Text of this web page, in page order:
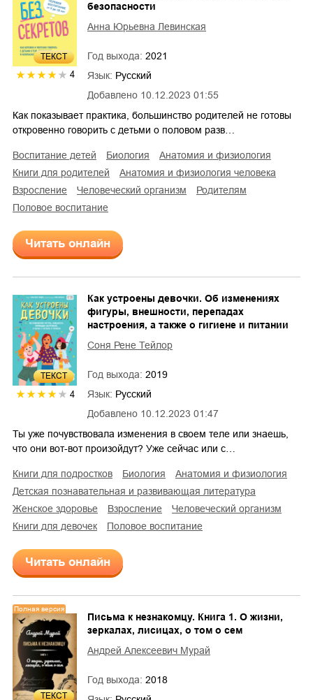
ТЕКСТ
4
Добавлено 10.12.2023 01:55
безопасности
Анна Юрьевна Левинская
Год выхода: 2021
Язык: Русский
Как показывает практика, большинство родителей не готовы
откровенно говорить с детьми о половом разв…
воспитание детей биология
анатомия и физиология
книги для родителей
анатомия и физиология человека
взросление
человеческий организм
родителям
половое воспитание
Читать онлайн
ТЕКСТ
4
Добавлено 10.12.2023 01:47
Как устроены девочки. Об изменениях
фигуры, внешности, перепадах
настроения, а также о гигиене и питании
Соня Рене Тейлор
Год выхода: 2019
Язык: Русский
Ты уже почувствовала изменения в своем теле или знаешь,
что они вот-вот произойдут? Уже сейчас или с…
книги для подростков биология
анатомия и физиология
детская познавательная и развивающая литература
женское здоровье
взросление
человеческий организм
книги для девочек
половое воспитание
Читать онлайн
ТЕКСТ
Полная версия
Письма к незнакомцу. Книга 1. О жизни,
зеркалах, лисицах, о том о сем
Андрей Алексеевич Мурай
Год выхода: 2018